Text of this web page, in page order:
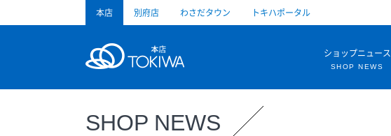
本店 別府店 わさだタウン トキハポータル
ショップニュース
SHOP NEWS
SHOP NEWS